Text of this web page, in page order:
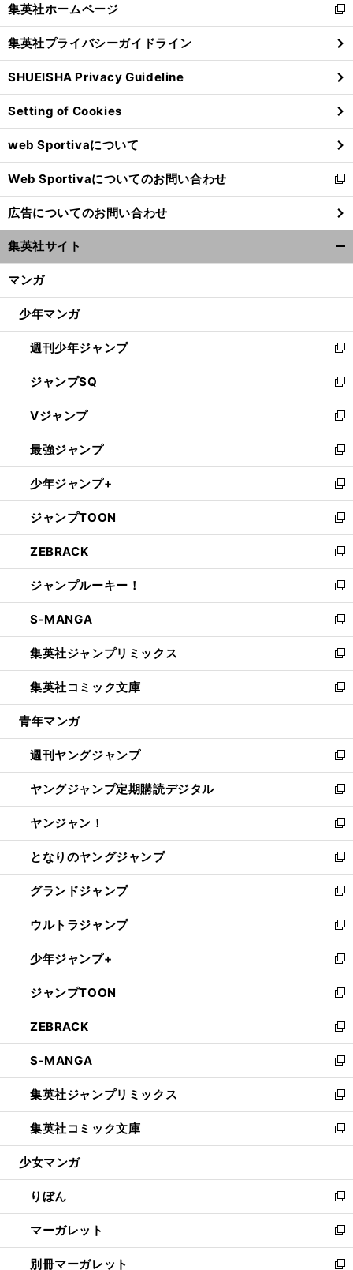
閉
る
集英社ホームページ
新
し
い
ウ
ィ
ン
ド
ウ
で
開
く
集英社プライバシーガイドライン
SHUEISHA Privacy Guideline
Setting of Cookies
web Sportivaについて
Web Sportivaについてのお問い合わせ
新
し
い
ウ
ィ
ン
ウ
開
く
広告についてのお問い合わせ
集英社サイト
マンガ
少年マンガ
週刊少年ジャンプ
新
し
い
ウ
ィ
ン
ド
ウ
で
開
く
ジャンプSQ
新
し
い
ウ
ィ
ン
ド
ウ
で
開
く
Vジャンプ
新
し
い
ウ
ィ
ン
ド
ウ
で
開
く
最強ジャンプ
新
し
い
ウ
ィ
ン
ド
ウ
で
開
く
少年ジャンプ+
新
し
い
ウ
ィ
ン
ド
ウ
で
開
く
ジャンプTOON
新
し
い
ウ
ィ
ン
ド
ウ
で
開
く
ZEBRACK
新
し
い
ウ
ィ
ン
ド
ウ
で
開
ジャンプルーキー！
新
し
い
ウ
ィ
ン
ド
ウ
開
く
S-MANGA
新
し
い
ウ
ィ
ン
ウ
で
開
く
集英社ジャンプリミックス
新
し
い
ウ
ン
ド
ウ
で
開
く
集英社コミック文庫
新
し
ウ
ィ
ン
ド
ウ
で
開
く
青年マンガ
週刊ヤングジャンプ
新
し
い
ウ
ィ
ン
ド
ウ
で
開
く
ヤングジャンプ定期購読デジタル
新
し
い
ウ
ィ
ン
ド
ウ
で
開
く
ヤンジャン！
新
し
い
ウ
ィ
ン
ド
ウ
で
開
く
となりのヤングジャンプ
新
し
い
ウ
ィ
ン
ド
ウ
で
開
く
グランドジャンプ
新
し
い
ウ
ィ
ン
ド
ウ
で
開
く
ウルトラジャンプ
新
し
い
ウ
ィ
ン
ド
ウ
で
開
く
少年ジャンプ+
新
し
い
ウ
ィ
ン
ド
ウ
で
開
く
ジャンプTOON
新
し
い
ウ
ィ
ン
ド
ウ
で
開
ZEBRACK
新
し
い
ウ
ィ
ン
ド
ウ
開
く
S-MANGA
新
し
い
ウ
ィ
ン
ウ
で
開
く
集英社ジャンプリミックス
新
し
い
ウ
ン
ド
ウ
で
開
く
集英社コミック文庫
新
し
ウ
ィ
ン
ド
ウ
で
少女マンガ
りぼん
新
し
い
ウ
ィ
マーガレット
新
し
い
別冊マーガレット